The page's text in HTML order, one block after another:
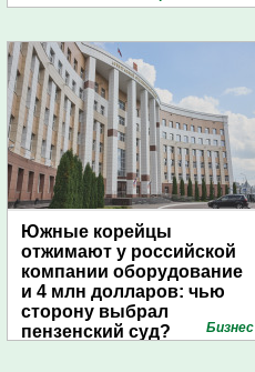
Южные корейцы
отжимают у российской
компании оборудование
и 4 млн долларов: чью
сторону выбрал
пензенский суд?
Бизнес